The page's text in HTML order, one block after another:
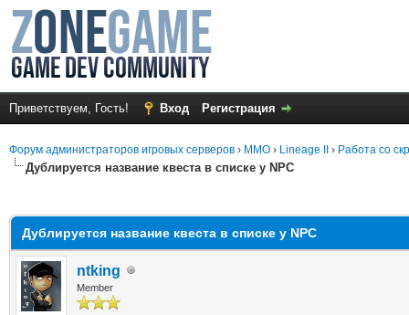
Приветствуем, Гость! Вход Регистрация
Форум администраторов игровых серверов › MMO › Lineage II › Работа со
Дублируется название квеста в списке у NPC
Дублируется название квеста в списке у NPC
ntking
Member